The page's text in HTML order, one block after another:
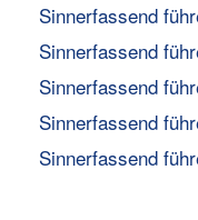
Sinnerfassend
Sinnerfassend
Sinnerfassend
Sinnerfassend
Sinnerfassend